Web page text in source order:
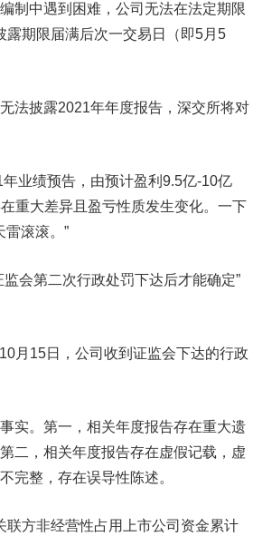
制中遇到困难，公司无法在法定期限
期限届满后次一交易日（即5月5
披露2021年年度报告，深交所将对
业绩预告，由预计盈利9.5亿-10亿
重大差异且盈亏性质发生变化。一下
雷滚滚。”
会第二次行政处罚下达后才能确定”
15日，公司收到证监会下达的行政
。第一，相关年度报告存在重大遗
二，相关年度报告存在虚假记载，虚
完整，存在误导性陈述。
方非经营性占用上市公司资金累计